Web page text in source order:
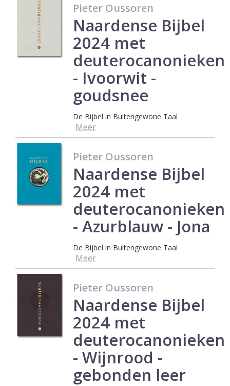
Pieter Oussoren
Naardense Bijbel
2024 met
deuterocanonieken
- Ivoorwit -
goudsnee
De Bijbel in Buitengewone Taal
Meer
Pieter Oussoren
Naardense Bijbel
2024 met
deuterocanonieken
- Azurblauw - Jona
De Bijbel in Buitengewone Taal
Meer
Pieter Oussoren
Naardense Bijbel
2024 met
deuterocanonieken
- Wijnrood -
gebonden leer